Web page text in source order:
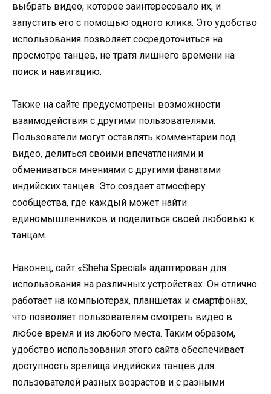
выбрать видео, которое заинтересовало их, и
запустить его с помощью одного клика. Это удобство
использования позволяет сосредоточиться на
просмотре танцев, не тратя лишнего времени на
поиск и навигацию.
Также на сайте предусмотрены возможности
взаимодействия с другими пользователями.
Пользователи могут оставлять комментарии под
видео, делиться своими впечатлениями и
обмениваться мнениями с другими фанатами
индийских танцев. Это создает атмосферу
сообщества, где каждый может найти
единомышленников и поделиться своей любовью к
танцам.
Наконец, сайт «Sheha Special» адаптирован для
использования на различных устройствах. Он отлично
работает на компьютерах, планшетах и смартфонах,
что позволяет пользователям смотреть видео в
любое время и из любого места. Таким образом,
удобство использования этого сайта обеспечивает
доступность зрелища индийских танцев для
пользователей разных возрастов и с разными